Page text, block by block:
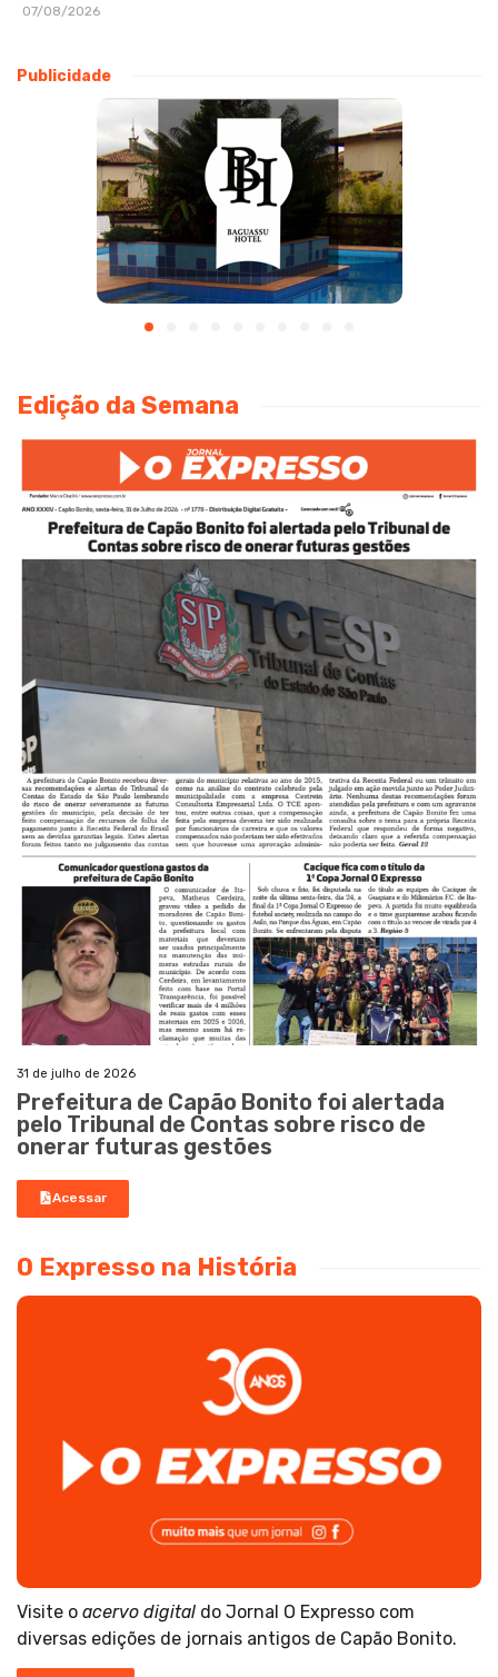
07/08/2026
Publicidade
Edição da Semana
31 de julho de 2026
Prefeitura de Capão Bonito foi alertada
pelo Tribunal de Contas sobre risco de
onerar futuras gestões
Acessar
O Expresso na História
Visite o acervo digital do Jornal O Expresso com
diversas edições de jornais antigos de Capão Bonito.